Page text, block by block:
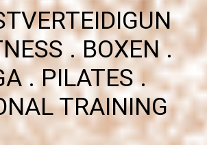
. BOXEN .
. PILATES .
TRAINING